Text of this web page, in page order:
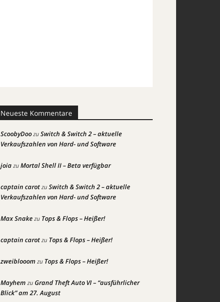
Neueste Kommentare
ScoobyDoozuSwitch & Switch 2 – aktuelle
Verkaufszahlen von Hard- und Software
joiazuMortal Shell II – Beta verfügbar
captain carotzuSwitch & Switch 2 – aktuelle
Verkaufszahlen von Hard- und Software
Max Snakezu Tops & Flops – Heißer!
captain carotzu Tops & Flops – Heißer!
zweiblooom zu Tops & Flops – Heißer!
Mayhem zuGrand Theft Auto VI – “ausführlicher
Blick” am 27. August